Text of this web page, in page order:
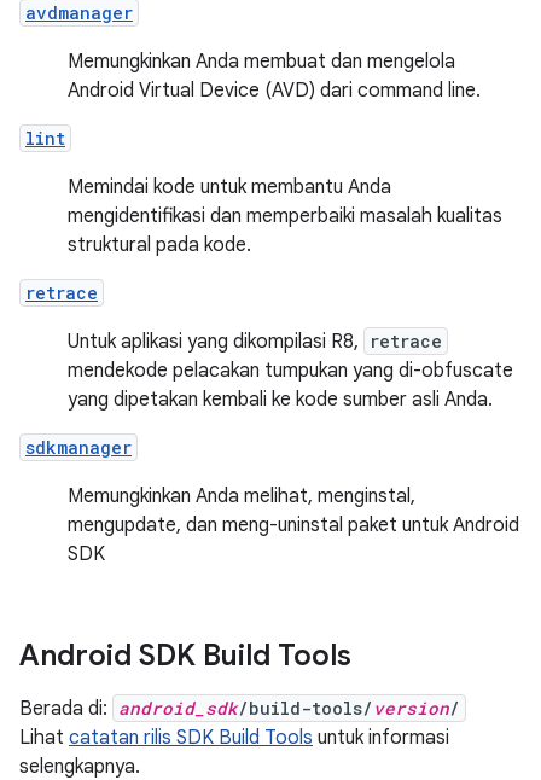
avdmanager
Memungkinkan Anda membuat dan mengelola
Android Virtual Device (AVD) dari command line.
lint
Memindai kode untuk membantu Anda
mengidentifikasi dan memperbaiki masalah kualitas
struktural pada kode.
retrace
Untuk aplikasi yang dikompilasi R8, retrace
mendekode pelacakan tumpukan yang di-obfuscate
yang dipetakan kembali ke kode sumber asli Anda.
sdkmanager
Memungkinkan Anda melihat, menginstal,
mengupdate, dan meng-uninstal paket untuk Android
SDK
Android SDK Build Tools
Berada di: android_sdk/build-tools/ version/
Lihat catatan rilis SDK Build Tools untuk informasi
selengkapnya.